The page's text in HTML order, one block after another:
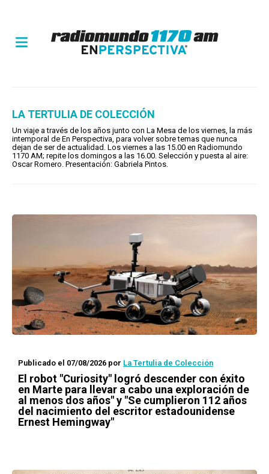
LA TERTULIA DE COLECCIÓN
Un viaje a través de los años junto con La Mesa de los viernes, la más
intemporal de En Perspectiva, para volver sobre temas que nunca
dejan de ser de actualidad. Los viernes a las 15.00 en Radiomundo
1170 AM; repite los domingos a las 16.00. Selección y puesta al aire:
Oscar Romero. Presentación: Gabriela Pintos.
Publicado el 07/08/2026 por La Tertulia de Colección
El robot "Curiosity" logró descender con éxito
en Marte para llevar a cabo una exploración de
al menos dos años" y "Se cumplieron 112 años
del nacimiento del escritor estadounidense
Ernest Hemingway"